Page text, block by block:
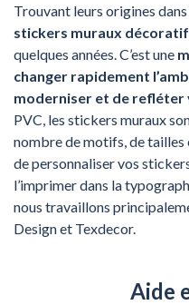
Trouvant leurs origines
stickers muraux
quelques années. C’est une
changer rapidement
moderniser et de
PVC, les stickers muraux
nombre de motifs, de tailles
de personnaliser vos
l’imprimer dans la
nous travaillons
Design et Texdecor.
Aide